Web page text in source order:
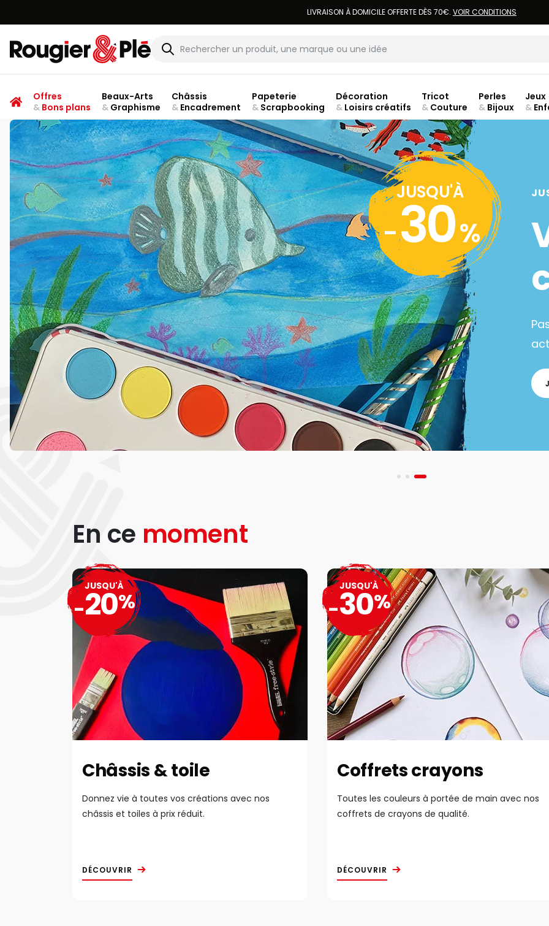
LIVRAISON À DOMICILE OFFERTE DÈS 70€. VOIR CONDITIONS
Rougier & Plé
Offres
&Bons plans
Beaux-Arts
&Graphisme
Châssis
&Encadrement
Papeterie
&Scrapbooking
Décoration
&Loisirs créatifs
Tricot
& Couture
Perles
& Bijoux
Jeux
&
JUSQU'À
-30%
En ce moment
Châssis & toile
Donnez vie à toutes vos créations avec nos
châssis et toiles à prix réduit.
DÉCOUVRIR
JUSQU'À
-20%
Coffrets crayons
Toutes les couleurs à portée de main avec nos
coffrets de crayons de qualité.
DÉCOUVRIR
JUSQU'À
-30%